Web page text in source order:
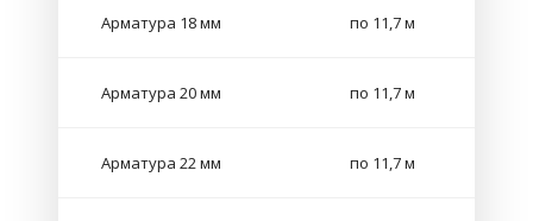
Арматура 18 мм по 11,7 м
Арматура 20 мм по 11,7 м
Арматура 22 мм по 11,7 м